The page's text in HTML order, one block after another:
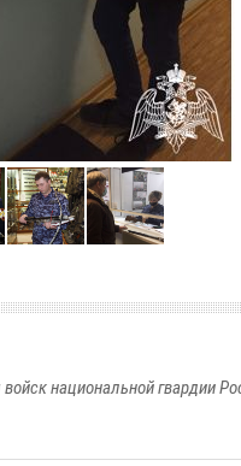
национальной гвардии